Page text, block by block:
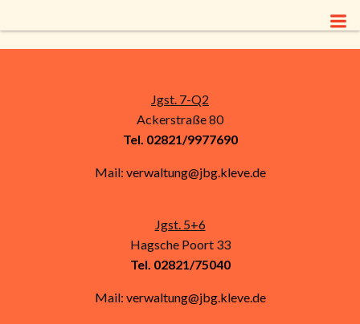
Inhalt
springen
Jgst. 7-Q2
Ackerstraße 80
Tel. 02821/9977690
Mail: verwaltung@jbg.kleve.de
Jgst. 5+6
Hagsche Poort 33
Tel. 02821/75040
Mail: verwaltung@jbg.kleve.de